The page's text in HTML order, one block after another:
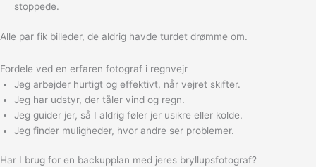
stoppede.
Alle par fik billeder, de aldrig havde turdet drømme om.
Fordele ved en erfaren fotograf i regnvejr
Jeg arbejder hurtigt og effektivt, når vejret skifter.
Jeg har udstyr, der tåler vind og regn.
Jeg guider jer, så I aldrig føler jer usikre eller kolde.
Jeg finder muligheder, hvor andre ser problemer.
Har I brug for en backupplan med jeres bryllupsfotograf?